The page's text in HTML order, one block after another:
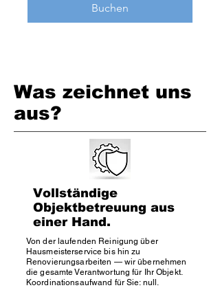
Buchen
Was zeichnet uns
aus?
Vollständige
Objektbetreuung aus
einer Hand.
Von der laufenden Reinigung über
Hausmeisterservice bis hin zu
Renovierungsarbeiten — wir übernehmen
die gesamte Verantwortung für Ihr Objekt.
Koordinationsaufwand für Sie: null.